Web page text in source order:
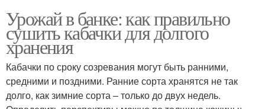
Урожай в банке: как правильно
сушить кабачки для долгого
хранения
Кабачки по сроку созревания могут быть ранними,
средними и поздними. Ранние сорта хранятся не так
долго, как зимние сорта – только до двух недель.